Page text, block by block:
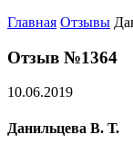
Главная Отзывы
Отзыв №1364
10.06.2019
Данильцева В. Т.